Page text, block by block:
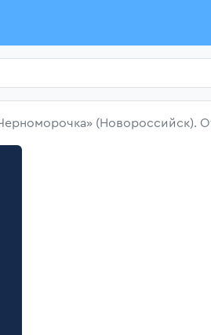
(Новороссийск).